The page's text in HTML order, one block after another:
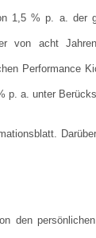
1,5 % p. a. der
von acht
Performance
a. unter
den